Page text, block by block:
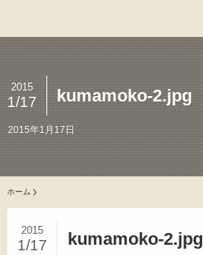
kumamoko-2.jpg
2015
1/17
2015年1月17日
ホーム
kumamoko-2.jpg
2015
1/17